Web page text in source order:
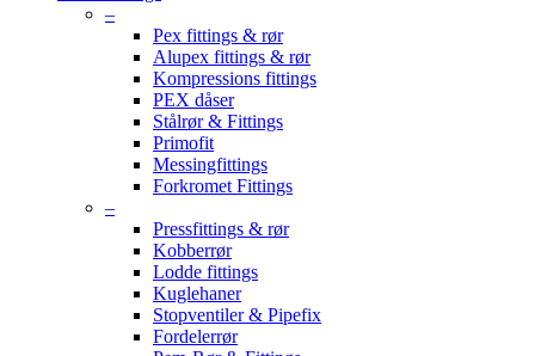
–
Pex fittings & rør
Alupex fittings & rør
Kompressions fittings
PEX dåser
Stålrør & Fittings
Primofit
Messingfittings
Forkromet Fittings
–
Pressfittings & rør
Kobberrør
Lodde fittings
Kuglehaner
Stopventiler & Pipefix
Fordelerrør